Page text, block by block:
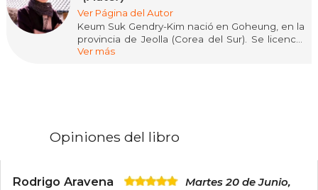
Ver Página del Autor
Keum Suk Gendry-Kim nació en Goheung, en la
provincia de Jeolla (Corea del Sur). Se licenció
en Bellas Artes en la Universidad Sejong, en
como L'arbre nu (2020); también ha ilustrado
coreano y el que mayor proyección
Ver más
Opiniones del libro
Rodrigo Aravena
Martes 20 de Junio,